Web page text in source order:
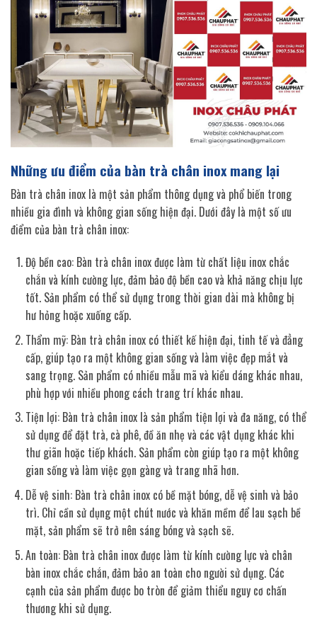
Những ưu điểm của bàn trà chân inox mang lại
Bàn trà chân inox là một sản phẩm thông dụng và phổ biến trong
nhiều gia đình và không gian sống hiện đại. Dưới đây là một số ưu
điểm của bàn trà chân inox:
Độ bền cao: Bàn trà chân inox được làm từ chất liệu inox chắc
chắn và kính cường lực, đảm bảo độ bền cao và khả năng chịu lực
tốt. Sản phẩm có thể sử dụng trong thời gian dài mà không bị
hư hỏng hoặc xuống cấp.
Thẩm mỹ: Bàn trà chân inox có thiết kế hiện đại, tinh tế và đẳng
cấp, giúp tạo ra một không gian sống và làm việc đẹp mắt và
sang trọng. Sản phẩm có nhiều mẫu mã và kiểu dáng khác nhau,
phù hợp với nhiều phong cách trang trí khác nhau.
Tiện lợi: Bàn trà chân inox là sản phẩm tiện lợi và đa năng, có thể
sử dụng để đặt trà, cà phê, đồ ăn nhẹ và các vật dụng khác khi
thư giãn hoặc tiếp khách. Sản phẩm còn giúp tạo ra một không
gian sống và làm việc gọn gàng và trang nhã hơn.
Dễ vệ sinh: Bàn trà chân inox có bề mặt bóng, dễ vệ sinh và bảo
trì. Chỉ cần sử dụng một chút nước và khăn mềm để lau sạch bề
mặt, sản phẩm sẽ trở nên sáng bóng và sạch sẽ.
An toàn: Bàn trà chân inox được làm từ kính cường lực và chân
bàn inox chắc chắn, đảm bảo an toàn cho người sử dụng. Các
cạnh của sản phẩm được bo tròn để giảm thiểu nguy cơ chấn
thương khi sử dụng.